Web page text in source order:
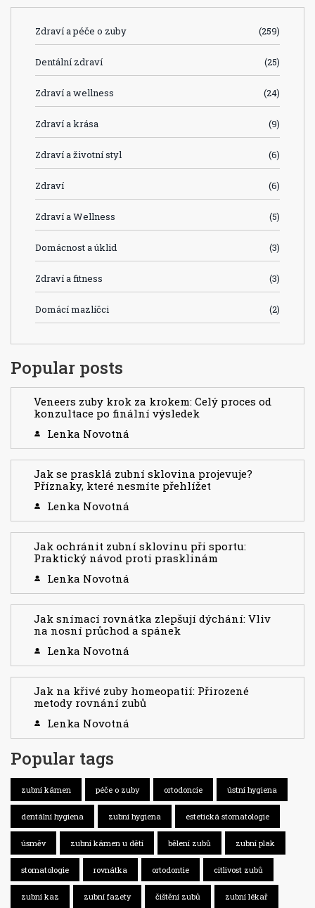
Zdraví a péče o zuby (259)
Dentální zdraví (25)
Zdraví a wellness (24)
Zdraví a krása (9)
Zdraví a životní styl (6)
Zdraví (6)
Zdraví a Wellness (5)
Domácnost a úklid (3)
Zdraví a fitness (3)
Domácí mazlíčci (2)
Popular posts
Veneers zuby krok za krokem: Celý proces od
konzultace po finální výsledek
Lenka Novotná
Jak se prasklá zubní sklovina projevuje?
Příznaky, které nesmíte přehlížet
Lenka Novotná
Jak ochránit zubní sklovinu při sportu:
Praktický návod proti prasklinám
Lenka Novotná
Jak snímací rovnátka zlepšují dýchání: Vliv
na nosní průchod a spánek
Lenka Novotná
Jak na křivé zuby homeopatií: Přirozené
metody rovnání zubů
Lenka Novotná
Popular tags
zubní kámen péče o zuby ortodoncie ústní hygiena
dentální hygiena zubní hygiena estetická stomatologie
úsměv zubní kámen u dětí bělení zubů zubní plak
stomatologie rovnátka ortodontie citlivost zubů
zubní kaz zubní fazety čištění zubů zubní lékař